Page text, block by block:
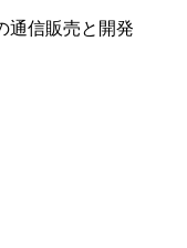
通信販売と開発